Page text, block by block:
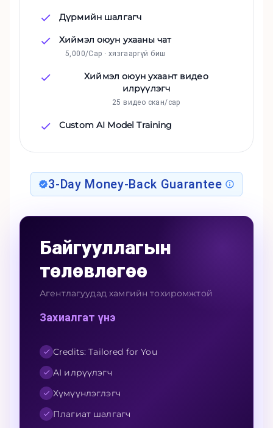
Дүрмийн шалгагч
Хиймэл оюун ухааны чат
5,000/Сар · хязгааргүй биш
Хиймэл оюун ухаант видео
илрүүлэгч
25 видео скан/сар
Custom AI Model Training
3-Day Money-Back Guarantee
Байгууллагын
төлөвлөгөө
Агентлагуудад хамгийн тохиромжтой
Захиалгат үнэ
Credits: Tailored for You
AI илрүүлэгч
Хүмүүнлэглэгч
Плагиат шалгагч